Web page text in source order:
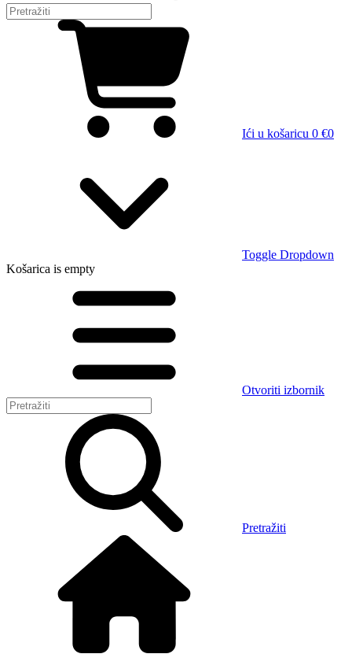
Ići u košaricu 0 €0
Toggle Dropdown
Košarica is empty
Otvoriti izbornik
Pretražiti